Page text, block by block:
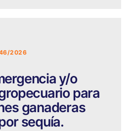
2026
y/o
para
ganaderas
sequía.